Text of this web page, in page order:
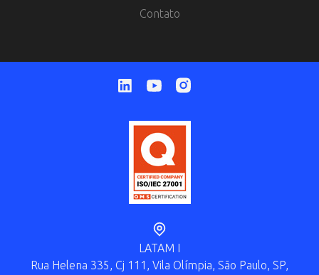
Contato
LATAM I
Rua Helena 335, Cj 111, Vila Olímpia, São Paulo, SP,